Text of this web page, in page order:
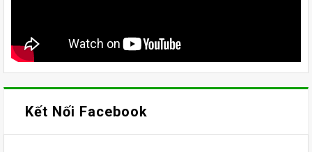
Kết Nối Facebook